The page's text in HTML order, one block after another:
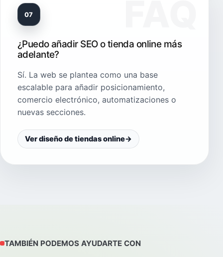
07
¿Puedo añadir SEO o tienda online más
adelante?
Sí. La web se plantea como una base
escalable para añadir posicionamiento,
comercio electrónico, automatizaciones o
nuevas secciones.
Ver diseño de tiendas online→
TAMBIÉN PODEMOS AYUDARTE CON